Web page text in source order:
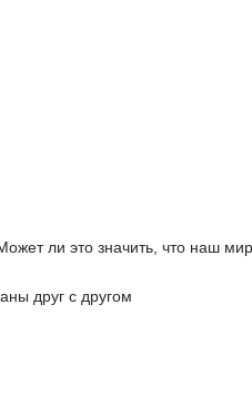
ли это значить, что наш
друг с другом